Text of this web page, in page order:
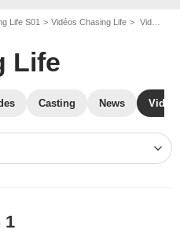
Life S01 Vidéos Chasing Life Vidéos Chasing Life S01
Life
Casting News
1